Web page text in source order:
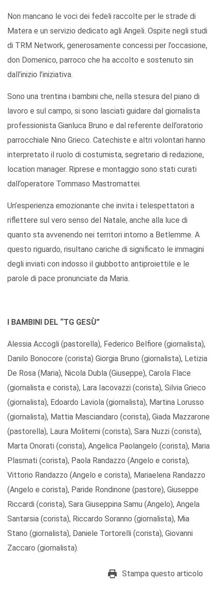
Non mancano le voci dei fedeli raccolte per le strade di
Matera e un servizio dedicato agli Angeli. Ospite negli studi
di TRM Network, generosamente concessi per l’occasione,
don Domenico, parroco che ha accolto e sostenuto sin
dall’inizio l’iniziativa.
Sono una trentina i bambini che, nella stesura del piano di
lavoro e sul campo, si sono lasciati guidare dal giornalista
professionista Gianluca Bruno e dal referente dell’oratorio
parrocchiale Nino Grieco. Catechiste e altri volontari hanno
interpretato il ruolo di costumista, segretario di redazione,
location manager. Riprese e montaggio sono stati curati
dall’operatore Tommaso Mastromattei.
Un’esperienza emozionante che invita i telespettatori a
riflettere sul vero senso del Natale, anche alla luce di
quanto sta avvenendo nei territori intorno a Betlemme. A
questo riguardo, risultano cariche di significato le immagini
degli inviati con indosso il giubbotto antiproiettile e le
parole di pace pronunciate da Maria.
I BAMBINI DEL “TG GESÙ”
Alessia Accogli (pastorella), Federico Belfiore (giornalista),
Danilo Bonocore (corista) Giorgia Bruno (giornalista), Letizia
De Rosa (Maria), Nicola Dubla (Giuseppe), Carola Flace
(giornalista e corista), Lara Iacovazzi (corista), Silvia Grieco
(giornalista), Edoardo Laviola (giornalista), Martina Lorusso
(giornalista), Mattia Masciandaro (corista), Giada Mazzarone
(pastorella), Laura Moliterni (corista), Sara Nuzzi (corista),
Marta Onorati (corista), Angelica Paolangelo (corista), Maria
Plasmati (corista), Paola Randazzo (Angelo e corista),
Vittorio Randazzo (Angelo e corista), Mariaelena Randazzo
(Angelo e corista), Paride Rondinone (pastore), Giuseppe
Riccardi (corista), Sara Giuseppina Samu (Angelo), Angela
Santarsia (corista), Riccardo Soranno (giornalista), Mia
Stano (giornalista), Daniele Tortorelli (corista), Giovanni
Zaccaro (giornalista).
Stampa questo articolo